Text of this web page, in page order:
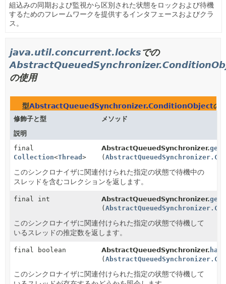
索引
ヘルプ
組込みの同期および監視から区別された状態をロックおよび待機
するためのフレームワークを提供するインタフェースおよびクラ
ス。
java.util.concurrent.locksでの
の使用
型AbstractQueuedSynchronizer.ConditionObjectの
修飾子と型
メソッド
説明
final
Collection<Thread >
AbstractQueuedSynchronizer.
(
このシンクロナイザに関連付けられた指定の状態で待機中の
スレッドを含むコレクションを返します。
final int AbstractQueuedSynchronizer.
(
このシンクロナイザに関連付けられた指定の状態で待機して
いるスレッドの推定数を返します。
final boolean AbstractQueuedSynchronizer.
(
このシンクロナイザに関連付けられた指定の状態で待機して